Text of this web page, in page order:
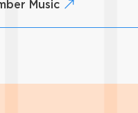
Music